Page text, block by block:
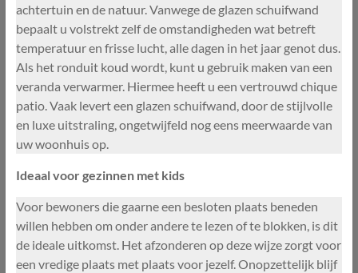
achtertuin en de natuur. Vanwege de glazen schuifwand
bepaalt u volstrekt zelf de omstandigheden wat betreft
temperatuur en frisse lucht, alle dagen in het jaar genot dus.
Als het ronduit koud wordt, kunt u gebruik maken van een
veranda verwarmer. Hiermee heeft u een vertrouwd chique
patio. Vaak levert een glazen schuifwand, door de stijlvolle
en luxe uitstraling, ongetwijfeld nog eens meerwaarde van
uw woonhuis op.
Ideaal voor gezinnen met kids
Voor bewoners die gaarne een besloten plaats beneden
willen hebben om onder andere te lezen of te blokken, is dit
de ideale uitkomst. Het afzonderen op deze wijze zorgt voor
een vredige plaats met plaats voor jezelf. Onopzettelijk blijf